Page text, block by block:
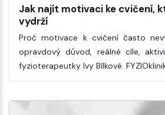
Jak najít motivaci ke cvičení,
vydrží
Proč motivace k cvičení často
opravdový důvod, reálné cíle,
fyzioterapeutky Ivy Bílkové.